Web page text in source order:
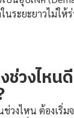
ระยะยาวไม่ให้
วงไหน
วงไหน ต้องเริ่ม